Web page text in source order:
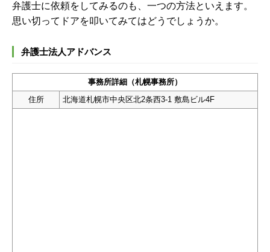
弁護士に依頼をしてみるのも、一つの方法といえます。
思い切ってドアを叩いてみてはどうでしょうか。
弁護士法人アドバンス
事務所詳細（札幌事務所）
住所
北海道札幌市中央区北2条西3-1 敷島ビル4F